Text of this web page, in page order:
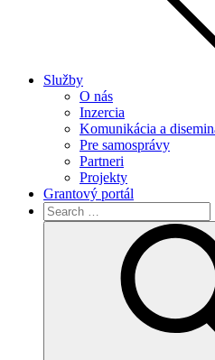
Služby
O nás
Inzercia
Komunikácia a
Pre samosprávy
Partneri
Projekty
Grantový portál
Search
for: